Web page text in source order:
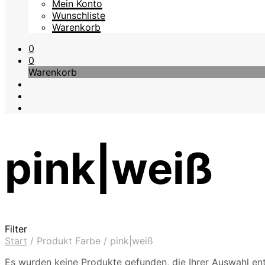
Mein Konto
Wunschliste
Warenkorb
0
0
Warenkorb
pink|weiß
Filter
Start / Produkt Farbe / pink|weiß
Es wurden keine Produkte gefunden, die Ihrer Auswahl